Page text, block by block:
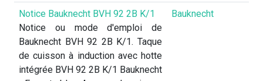
Notice Bauknecht BVH 92 2B K/1
Notice ou mode d'emploi de
Bauknecht BVH 92 2B K/1. Taque
de cuisson à induction avec hotte
intégrée BVH 92 2B K/1 Bauknecht
Bauknecht